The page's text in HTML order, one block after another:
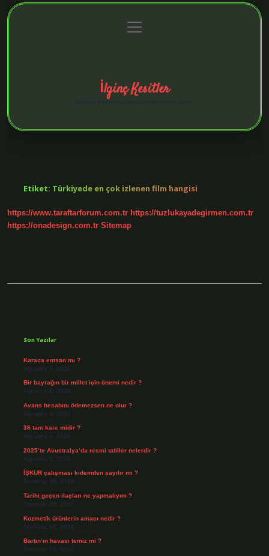
Gizlilik Politikası
menüyü
aç
İlginç Kesitler
Etiket: Türkiyede en çok izlenen film hangisi
https://www.taraftarforum.com.tr https://tuzlukayadegirmen.com.tr
https://onadesign.com.tr Sitemap
Son Yazılar
Karaca emsan mı ?
Ağustos 7, 2026
Bir bayrağın bir millet için önemi nedir ?
Ağustos 6, 2026
Avans hesabını ödemezsen ne olur ?
Ağustos 4, 2026
36 tam kare midir ?
Ağustos 3, 2026
2025’te Avustralya’da resmi tatiller nelerdir ?
Ağustos 3, 2026
İŞKUR çalışması kıdemden sayılır mı ?
Temmuz 30, 2026
Tarihi geçen ilaçları ne yapmalıyım ?
Temmuz 28, 2026
Kozmetik ürünlerin amacı nedir ?
Temmuz 26, 2026
Bartın’ın havası temiz mi ?
Temmuz 25, 2026